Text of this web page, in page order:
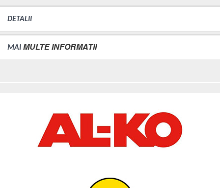
DETALII
MAI MULTE INFORMATII